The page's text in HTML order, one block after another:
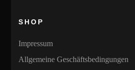
SHOP
Impressum
Allgemeine Geschäftsbedingungen